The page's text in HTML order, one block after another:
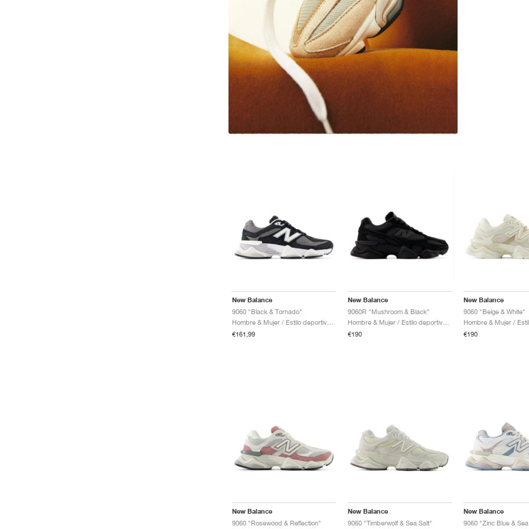
New Balance
9060 "Black & Tornado"
€161,99
New Balance
9060R "Mushroom & Black"
€190
New Balance
9060 "Beige & White"
€190
New Balance
9060 "Rosewood & Reflection"
New Balance
9060 "Timberwolf & Sea Salt"
New Balance
9060 "Zinc Blue &